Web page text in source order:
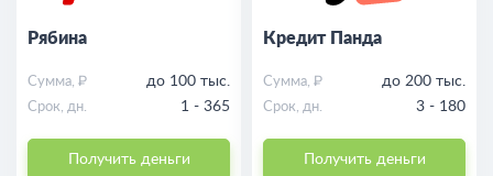
Рябина
Сумма, ₽ до 100 тыс.
Срок, дн. 1 - 365
Получить деньги
Кредит Панда
Сумма, ₽ до 200 тыс.
Срок, дн. 3 - 180
Получить деньги